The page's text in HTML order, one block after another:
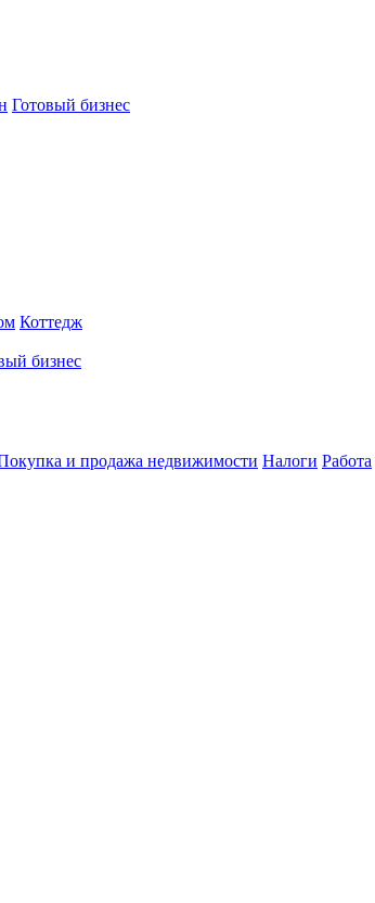
Готовый бизнес
Коттедж
бизнес
и продажа недвижимости Налоги Работа